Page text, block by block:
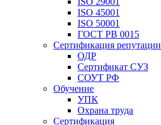
ISO 45001
ISO 50001
ГОСТ РВ 0015
Сертификация репутации
ОДР
Сертификат СУЗ
СОУТ РФ
Обучение
УПК
Охрана труда
Сертификация